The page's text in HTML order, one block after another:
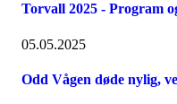
Torvall 2025 - Program
05.05.2025
Odd Vågen døde nylig,